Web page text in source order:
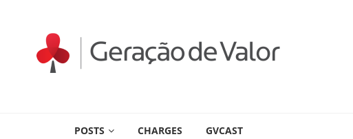
POSTS CHARGES GVCAST